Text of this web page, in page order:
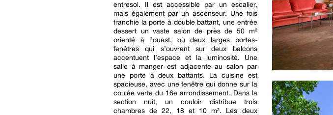
entresol. Il est accessible par un escalier,
mais également par un ascenseur. Une fois
franchie la porte à double battant, une entrée
dessert un vaste salon de près de 50 m²
orienté à l’ouest, où deux larges portes-
fenêtres qui s’ouvrent sur deux balcons
accentuent l’espace et la luminosité. Une
salle à manger est adjacente au salon par
une porte à deux battants. La cuisine est
spacieuse, avec une fenêtre qui donne sur la
coulée verte du 16e arrondissement. Dans la
section nuit, un couloir distribue trois
chambres de 22, 18 et 10 m². Les deux